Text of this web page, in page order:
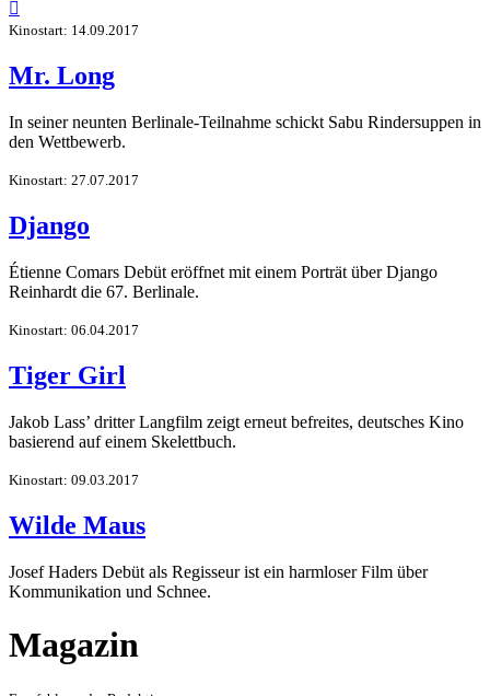

Kinostart: 14.09.2017
Mr. Long
In seiner neunten Berlinale-Teilnahme schickt Sabu Rindersuppen in
den Wettbewerb.
Kinostart: 27.07.2017
Django
Étienne Comars Debüt eröffnet mit einem Porträt über Django
Reinhardt die 67. Berlinale.
Kinostart: 06.04.2017
Tiger Girl
Jakob Lass’ dritter Langfilm zeigt erneut befreites, deutsches Kino
basierend auf einem Skelettbuch.
Kinostart: 09.03.2017
Wilde Maus
Josef Haders Debüt als Regisseur ist ein harmloser Film über
Kommunikation und Schnee.
Magazin